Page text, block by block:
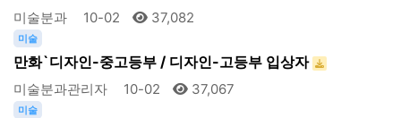
미술분과 10-02 37,082
미술
만화`디자인-중고등부 / 디자인-고등부 입상자
미술분과관리자 10-02 37,067
미술